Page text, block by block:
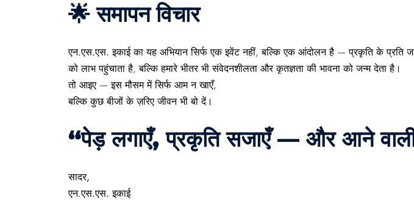
🌟 समापन विचार
एन.एस.एस. इकाईका यह अभियान सिर्फ एकइवेंटनहीं, बल्कि एकआंदोलनहै —प्रकृति के प्रति
को लाभ पहुंचाता है, बल्कि हमारे भीतर भीसंवेदनशीलता औरकृतज्ञताकी भावना को जन्म देता है।
तो आइए — इस मौसम में सिर्फ आम न खाएँ,
बल्कि कुछबीजों के ज़रिए जीवनभी बो दें।
“पेड़ लगाएँ, प्रकृति सजाएँ — और आने वाली
सादर,
एन.एस.एस. इकाई